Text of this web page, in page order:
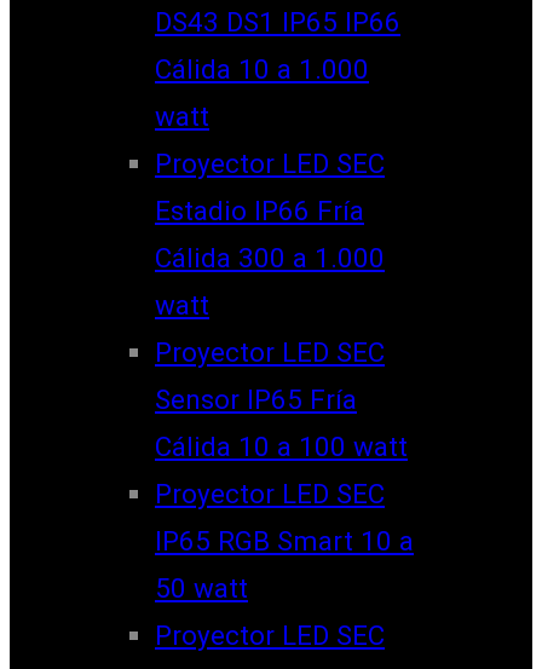
DS43 DS1 IP65 IP66
Cálida 10 a 1.000
watt
Proyector LED SEC
Estadio IP66 Fría
Cálida 300 a 1.000
watt
Proyector LED SEC
Sensor IP65 Fría
Cálida 10 a 100 watt
Proyector LED SEC
IP65 RGB Smart 10 a
50 watt
Proyector LED SEC